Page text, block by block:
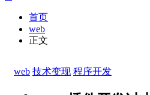
首页
web
正文
web 技术变现 程序开发